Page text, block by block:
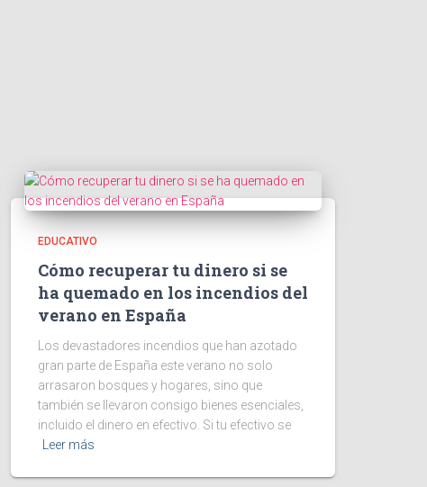
EDUCATIVO
Cómo recuperar tu dinero si se
ha quemado en los incendios del
verano en España
Los devastadores incendios que han azotado
gran parte de España este verano no solo
arrasaron bosques y hogares, sino que
también se llevaron consigo bienes esenciales,
incluido el dinero en efectivo. Si tu efectivo se
Leer más